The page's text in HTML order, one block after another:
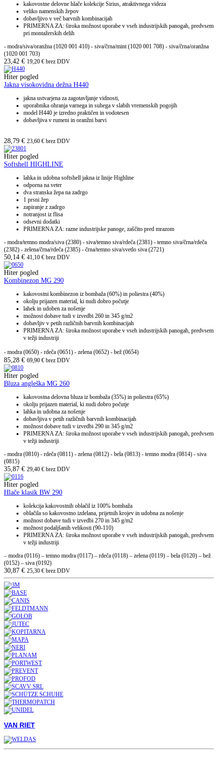
kakovostne delovne hlače kolekcije Sirius, atraktivnega videza
veliko namenskih žepov
dobavljivo v več barvnih kombinacijah
PRIMERNA ZA: široka možnost uporabe v vseh industrijskih panogah, predvsem
pri montažerskih delih
- modra/siva/oranžna (1020 001 410) - siva/črna/mint (1020 001 708) - siva/črna/oranžna
(1020 001 703)
23,42 € 19,20 € brez DDV
Hiter pogled
Jakna visokovidna dežna H440
jakna ustvarjena za zagotavljanje vidnosti,
uporabnika ohranja varnega in suhega v slabih vremenskih pogojih
model H440 je izredno praktičen in vodotesen
dobavljiva v rumeni in oranžni barvi
28,79 € 23,60 € brez DDV
Hiter pogled
Softshell HIGHLINE
lahka in udobna softshell jakna iz linije Highline
odporna na veter
dva stranska žepa na zadrgo
1 prsni žep
zapiranje z zadrgo
notranjost iz flisa
odsevni dodatki
PRIMERNA ZA: razne industrijske panoge, zaščito pred mrazom
- modra/temno modra/siva (2380) - siva/temno siva/rdeča (2381) - temno siva/črna/rdeča
(2382) - zelena/črna/rdeča (2385) - črna/temno siva/svetlo siva (2721)
50,14 € 41,10 € brez DDV
Hiter pogled
Kombinezon MG 290
kakovostni kombinezon iz bombaža (60%) in poliestra (40%)
okolju prijazen material, ki nudi dobro počutje
lahek in udoben za nošenje
možnost dobave tudi v izvedbi 260 in 345 g/m2
dobavljiv v petih različnih barvnih kombinacijah
PRIMERNA ZA: široka možnost uporabe v vseh industrijskih panogah, predvsem
v težji industriji
- modra (0650) - rdeča (0651) - zelena (0652) - bež (0654)
85,28 € 69,90 € brez DDV
Hiter pogled
Bluza angleška MG 260
kakovostna delovna bluza iz bombaža (35%) in poliestra (65%)
okolju prijazen material, ki nudi dobro počutje
lahka in udobna za nošenje
dobavljiva v petih različnih barvnih kombinacijah
možnost dobave tudi v izvedbi 290 in 345 g/m2
PRIMERNA ZA: široka možnost uporabe v vseh industrijskih panogah, predvsem
v težji industriji
- modra (0810) - rdeča (0811) - zelena (0812) - bela (0813) - temno modra (0814) - siva
(0815)
35,87 € 29,40 € brez DDV
Hiter pogled
Hlače klasik BW 290
kolekcija kakovostnih oblačil iz 100% bombaža
oblačila so kakovostno izdelana, prijetnih krojev in udobna za nošenje
možnost dobave tudi v izvedbi 270 in 345 g/m2
možnost podaljšanih velikosti (90-110)
PRIMERNA ZA: široka možnost uporabe v vseh industrijskih panogah, predvsem
v težji industriji
– modra (0116) – temno modra (0117) – rdeča (0118) – zelena (0119) – bela (0120) – bež
(0152) – siva (0192)
30,87 € 25,30 € brez DDV
VAN RIET